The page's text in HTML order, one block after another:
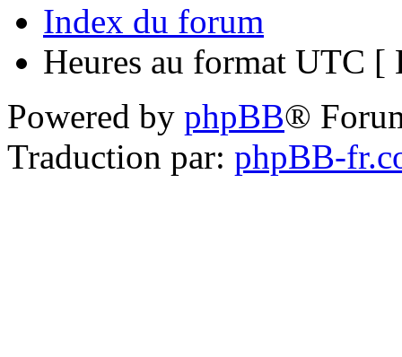
Index du forum
Heures au format UTC [
Powered by phpBB®
Traduction par: phpBB-